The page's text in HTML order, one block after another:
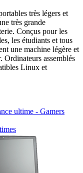
très légers et
très grande
Conçus pour les
les étudiants et tous
une machine légère et
Ordinateurs assemblés
Linux et